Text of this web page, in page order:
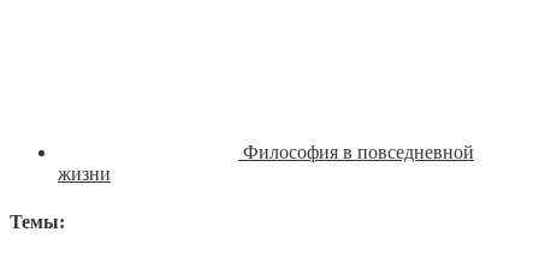
Философия в повседневной
жизни
Темы: